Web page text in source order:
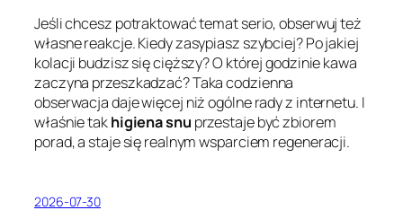
Jeśli chcesz potraktować temat serio, obserwuj też
własne reakcje. Kiedy zasypiasz szybciej? Po jakiej
kolacji budzisz się cięższy? O której godzinie kawa
zaczyna przeszkadzać? Taka codzienna
obserwacja daje więcej niż ogólne rady z internetu. I
właśnie takhigiena snu przestaje być zbiorem
porad, a staje się realnym wsparciem regeneracji.
2026-07-30